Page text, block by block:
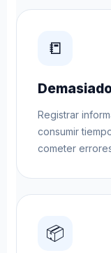
📒
Registrar
consumir
cometer
📦